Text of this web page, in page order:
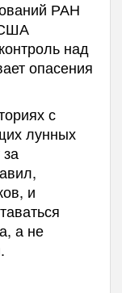
РАН
над
опасения
с
лунных
и
а не